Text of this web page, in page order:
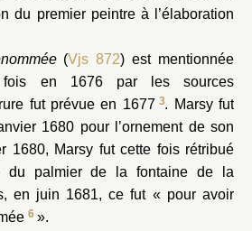
Bosquet de la Girandole
du premier peintre à l’élaboration
(Vjs 872) est mentionnée
en 1676 par les sources
fut prévue en 1677 3. Marsy fut
1680 pour l’ornement de son
1680, Marsy fut cette fois rétribué
du palmier de la fontaine de la
en juin 1681, ce fut « pour avoir
6».